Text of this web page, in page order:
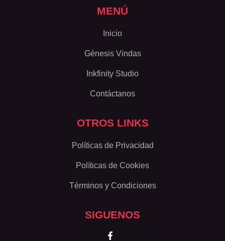
MENÚ
Inicio
Génesis Vindas
Inkfinity Studio
Contáctanos
OTROS LINKS
Políticas de Privacidad
Políticas de Cookies
Términos y Condiciones
SIGUENOS